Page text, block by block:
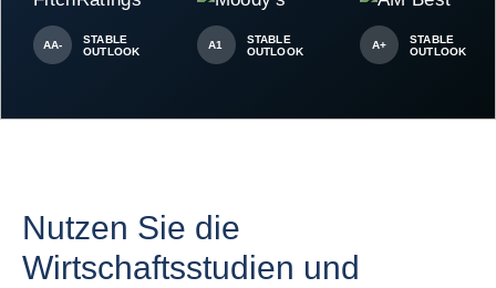
AA-
STABLE
OUTLOOK
A1
STABLE
OUTLOOK
A+
STABLE
OUTLOOK
Nutzen Sie die
Wirtschaftsstudien und